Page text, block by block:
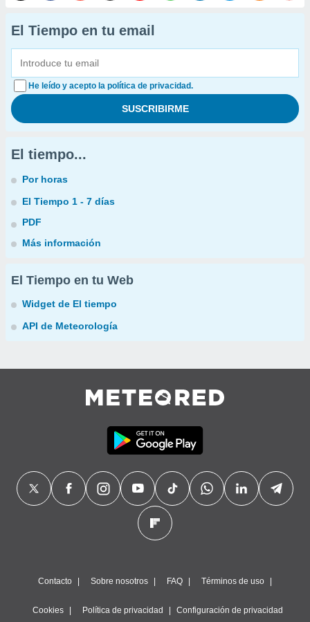
El Tiempo en tu email
He leído y acepto la política de privacidad.
El tiempo...
Por horas
El Tiempo 1 - 7 días
PDF
Más información
El Tiempo en tu Web
Widget de El tiempo
API de Meteorología
Contacto Sobre nosotros FAQ Términos de uso
Cookies Política de privacidad Configuración de privacidad